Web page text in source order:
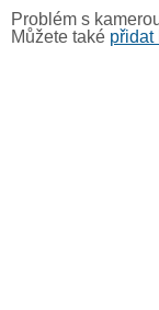
Problém s
Můžete také přidat